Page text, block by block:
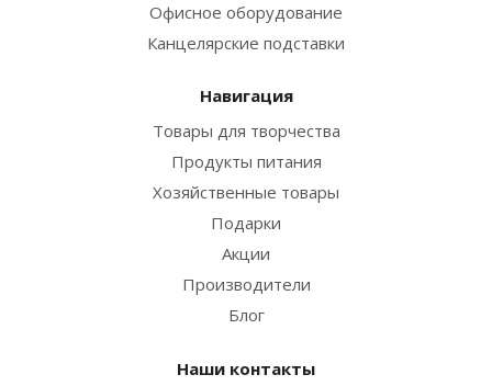
Офисное оборудование
Канцелярские подставки
Навигация
Товары для творчества
Продукты питания
Хозяйственные товары
Подарки
Акции
Производители
Блог
Наши контакты